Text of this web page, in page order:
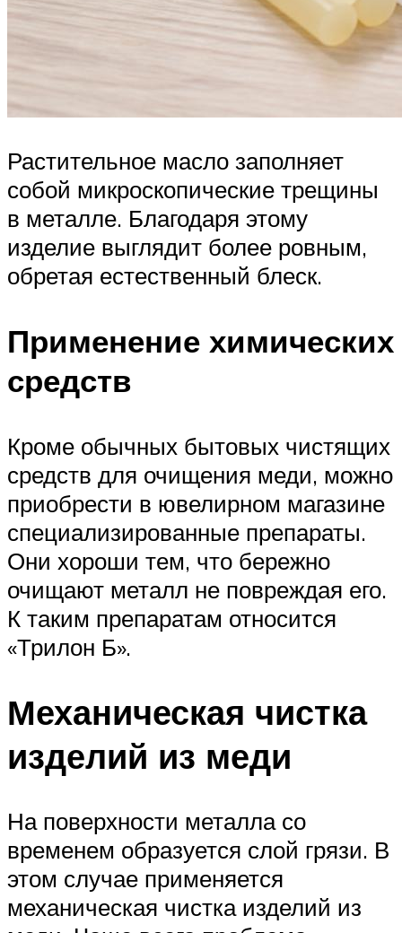
Растительное масло заполняет
собой микроскопические трещины
в металле. Благодаря этому
изделие выглядит более ровным,
обретая естественный блеск.
Применение химических
средств
Кроме обычных бытовых чистящих
средств для очищения меди, можно
приобрести в ювелирном магазине
специализированные препараты.
Они хороши тем, что бережно
очищают металл не повреждая его.
К таким препаратам относится
«Трилон Б».
Механическая чистка
изделий из меди
На поверхности металла со
временем образуется слой грязи. В
этом случае применяется
механическая чистка изделий из